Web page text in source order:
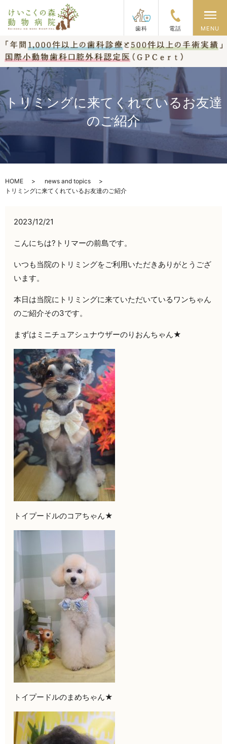
歯科 電話
メ
MENU
トリミングに来てくれているお友達
のご紹介
HOME
news and topics
トリミングに来てくれているお友達のご紹介
2023/12/21
こんにちは?トリマーの前島です。
いつも当院のトリミングをご利用いただきありがとうござ
います。
本日は当院にトリミングに来ていただいているワンちゃん
のご紹介その3です。
まずはミニチュアシュナウザーのりおんちゃん★
トイプードルのコアちゃん★
トイプードルのまめちゃん★